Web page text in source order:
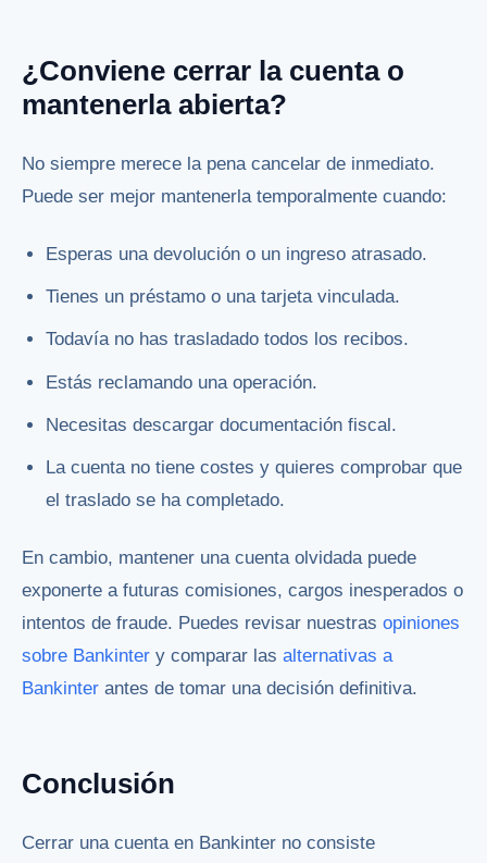
¿Conviene cerrar la cuenta o
mantenerla abierta?
No siempre merece la pena cancelar de inmediato.
Puede ser mejor mantenerla temporalmente cuando:
Esperas una devolución o un ingreso atrasado.
Tienes un préstamo o una tarjeta vinculada.
Todavía no has trasladado todos los recibos.
Estás reclamando una operación.
Necesitas descargar documentación fiscal.
La cuenta no tiene costes y quieres comprobar que
el traslado se ha completado.
En cambio, mantener una cuenta olvidada puede
exponerte a futuras comisiones, cargos inesperados o
intentos de fraude. Puedes revisar nuestras opiniones
sobre Bankinter y comparar las alternativas a
Bankinter antes de tomar una decisión definitiva.
Conclusión
Cerrar una cuenta en Bankinter no consiste